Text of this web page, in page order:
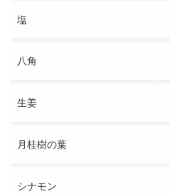
塩
八角
生姜
月桂樹の葉
シナモン